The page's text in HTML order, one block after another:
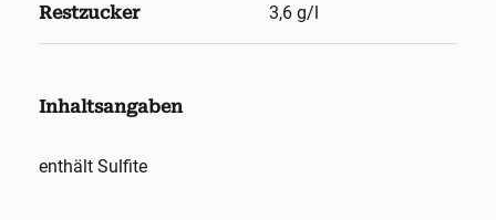
Restzucker 3,6 g/l
Inhaltsangaben
enthält Sulfite